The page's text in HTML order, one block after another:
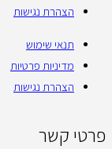
הצהרת נגישות
תנאי שימוש
מדיניות פרטיות
הצהרת נגישות
פרטי קשר